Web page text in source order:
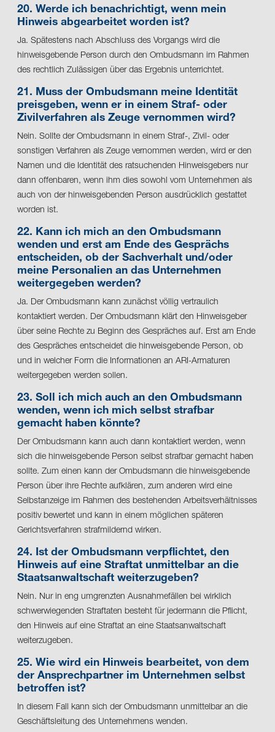
20. Werde ich benachrichtigt, wenn mein
Hinweis abgearbeitet worden ist?
Ja. Spätestens nach Abschluss des Vorgangs wird die
hinweisgebende Person durch den Ombudsmann im Rahmen
des rechtlich Zulässigen über das Ergebnis unterrichtet.
21. Muss der Ombudsmann meine Identität
preisgeben, wenn er in einem Straf- oder
Zivilverfahren als Zeuge vernommen wird?
Nein. Sollte der Ombudsmann in einem Straf-, Zivil- oder
sonstigen Verfahren als Zeuge vernommen werden, wird er den
Namen und die Identität des ratsuchenden Hinweisgebers nur
dann offenbaren, wenn ihm dies sowohl vom Unternehmen als
auch von der hinweisgebenden Person ausdrücklich gestattet
worden ist.
22. Kann ich mich an den Ombudsmann
wenden und erst am Ende des Gesprächs
entscheiden, ob der Sachverhalt und/oder
meine Personalien an das Unternehmen
weitergegeben werden?
Ja. Der Ombudsmann kann zunächst völlig vertraulich
kontaktiert werden. Der Ombudsmann klärt den Hinweisgeber
über seine Rechte zu Beginn des Gespräches auf. Erst am Ende
des Gespräches entscheidet die hinweisgebende Person, ob
und in welcher Form die Informationen an ARI-Armaturen
weitergegeben werden sollen.
23. Soll ich mich auch an den Ombudsmann
wenden, wenn ich mich selbst strafbar
gemacht haben könnte?
Der Ombudsmann kann auch dann kontaktiert werden, wenn
sich die hinweisgebende Person selbst strafbar gemacht haben
sollte. Zum einen kann der Ombudsmann die hinweisgebende
Person über ihre Rechte aufklären, zum anderen wird eine
Selbstanzeige im Rahmen des bestehenden Arbeitsverhältnisses
positiv bewertet und kann in einem möglichen späteren
Gerichtsverfahren strafmildernd wirken.
24. Ist der Ombudsmann verpflichtet, den
Hinweis auf eine Straftat unmittelbar an die
Staatsanwaltschaft weiterzugeben?
Nein. Nur in eng umgrenzten Ausnahmefällen bei wirklich
schwerwiegenden Straftaten besteht für jedermann die Pflicht,
den Hinweis auf eine Straftat an eine Staatsanwaltschaft
weiterzugeben.
25. Wie wird ein Hinweis bearbeitet, von dem
der Ansprechpartner im Unternehmen selbst
betroffen ist?
In diesem Fall kann sich der Ombudsmann unmittelbar an die
Geschäftsleitung des Unternehmens wenden.